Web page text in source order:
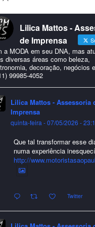
Lilica Mattos -
de Imprensa
a MODA em seu DNA, mas
diversas áreas como beleza,
decoração, negócios
99985-4052
Lilica Mattos - Assessoria
Imprensa
quinta-feira - 07/05/2026 -
Que tal transformar esse
numa experiência
http://
Twitter